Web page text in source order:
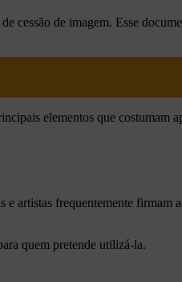
cessão de imagem. Esse
elementos que costumam
artistas frequentemente firmam
quem pretende utilizá-la.